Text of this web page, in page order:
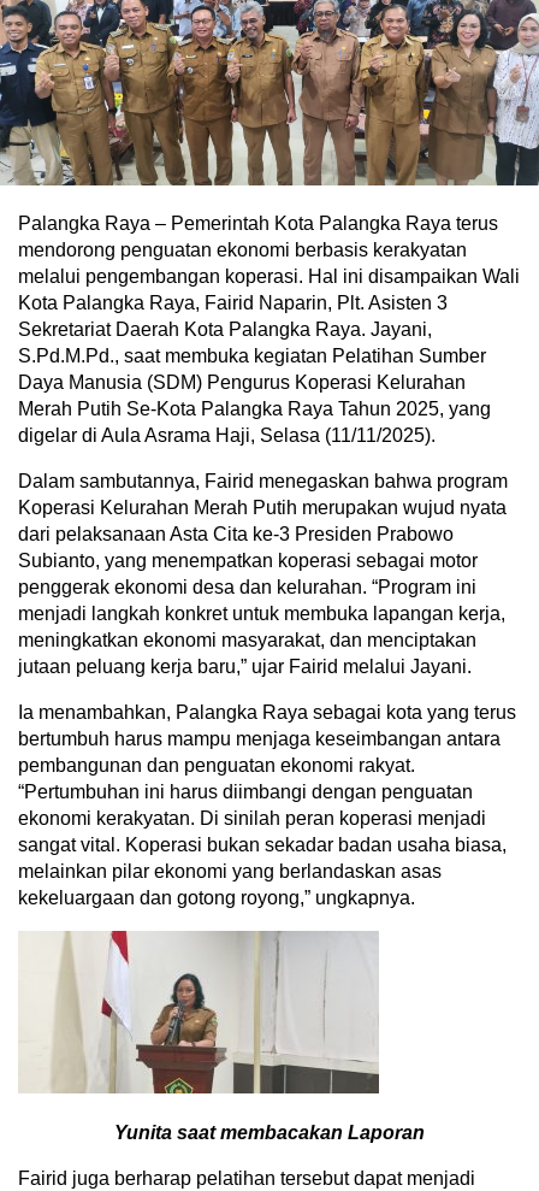
Palangka Raya – Pemerintah Kota Palangka Raya terus
mendorong penguatan ekonomi berbasis kerakyatan
melalui pengembangan koperasi. Hal ini disampaikan Wali
Kota Palangka Raya, Fairid Naparin, Plt. Asisten 3
Sekretariat Daerah Kota Palangka Raya. Jayani,
S.Pd.M.Pd., saat membuka kegiatan Pelatihan Sumber
Daya Manusia (SDM) Pengurus Koperasi Kelurahan
Merah Putih Se-Kota Palangka Raya Tahun 2025, yang
digelar di Aula Asrama Haji, Selasa (11/11/2025).
Dalam sambutannya, Fairid menegaskan bahwa program
Koperasi Kelurahan Merah Putih merupakan wujud nyata
dari pelaksanaan Asta Cita ke-3 Presiden Prabowo
Subianto, yang menempatkan koperasi sebagai motor
penggerak ekonomi desa dan kelurahan. “Program ini
menjadi langkah konkret untuk membuka lapangan kerja,
meningkatkan ekonomi masyarakat, dan menciptakan
jutaan peluang kerja baru,” ujar Fairid melalui Jayani.
Ia menambahkan, Palangka Raya sebagai kota yang terus
bertumbuh harus mampu menjaga keseimbangan antara
pembangunan dan penguatan ekonomi rakyat.
“Pertumbuhan ini harus diimbangi dengan penguatan
ekonomi kerakyatan. Di sinilah peran koperasi menjadi
sangat vital. Koperasi bukan sekadar badan usaha biasa,
melainkan pilar ekonomi yang berlandaskan asas
kekeluargaan dan gotong royong,” ungkapnya.
Yunita saat membacakan Laporan
Fairid juga berharap pelatihan tersebut dapat menjadi